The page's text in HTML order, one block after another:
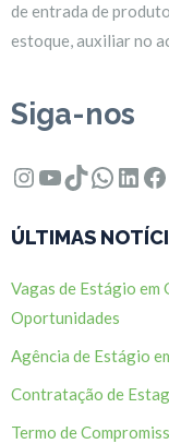
de entrada de
estoque, auxiliar no
Siga-nos
Instagram
Youtube
TikTok
ÚLTIMAS
Vagas de Estágio
Oportunidades
Agência de Estágio
Contratação de
Termo de